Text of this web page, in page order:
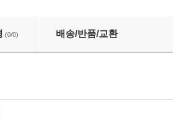
62 (2CD)
(0/0) 배송/반품/교환